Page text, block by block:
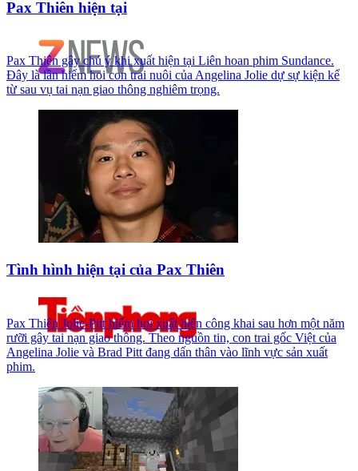
Pax Thiên hiện tại
Pax Thiên gây chú ý khi xuất hiện tại Liên hoan phim Sundance.
Đây là lần hiếm hoi con trai nuôi của Angelina Jolie dự sự kiện kể
từ sau vụ tai nạn giao thông nghiêm trọng.
Tình hình hiện tại của Pax Thiên
Pax Thiên Jolie-Pitt hiếm hoi xuất hiện công khai sau hơn một năm
rưỡi gây tai nạn giao thông. Theo nguồn tin, con trai gốc Việt của
Angelina Jolie và Brad Pitt đang dấn thân vào lĩnh vực sản xuất
phim.